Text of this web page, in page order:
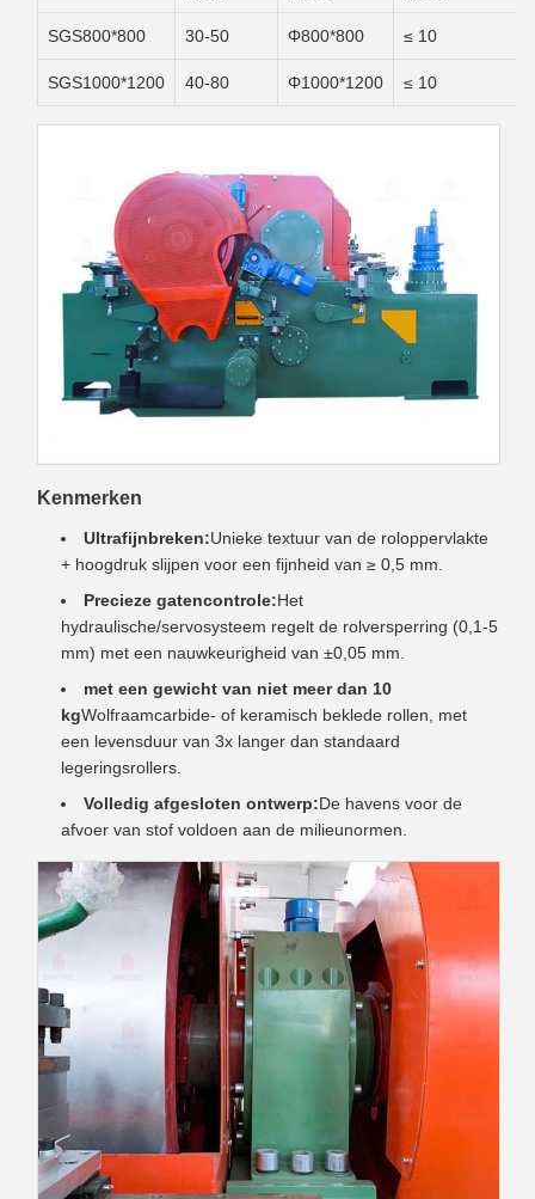
SGS800*800 30-50 Φ800*800 ≤ 10
SGS1000*1200 40-80 Φ1000*1200 ≤ 10
Kenmerken
Ultrafijnbreken:Unieke textuur van de roloppervlakte
+ hoogdruk slijpen voor een fijnheid van ≥ 0,5 mm.
Precieze gatencontrole:Het
hydraulische/servosysteem regelt de rolversperring (0,1-5
mm) met een nauwkeurigheid van ±0,05 mm.
met een gewicht van niet meer dan 10
kgWolfraamcarbide- of keramisch beklede rollen, met
een levensduur van 3x langer dan standaard
legeringsrollers.
Volledig afgesloten ontwerp:De havens voor de
afvoer van stof voldoen aan de milieunormen.